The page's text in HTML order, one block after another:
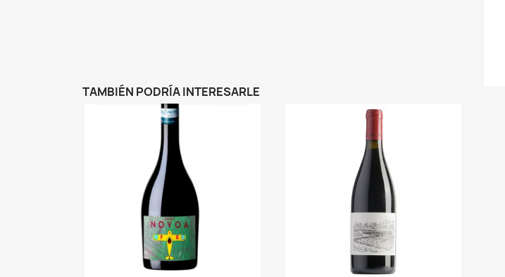
TAMBIÉN PODRÍA INTERESARLE